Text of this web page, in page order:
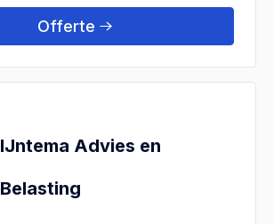
Offerte
IJntema Advies en
Belasting